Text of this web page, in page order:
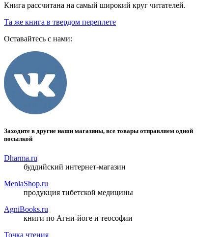
Книга рассчитана на самый широкий круг читателей.
Та же книга в твердом переплете
Оставайтесь с нами:
Заходите в другие наши магазины, все товары отправляем одной
посылкой
Dharma.ru
буддийский интернет-магазин
MenlaShop.ru
продукция тибетской медицины
AgniBooks.ru
книги по Агни-йоге и теософии
Точка чтения